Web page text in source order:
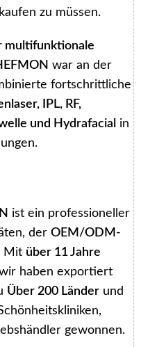
zu müssen.
multifunktionale
war an der
fortschrittliche
IPL, RF,
und Hydrafacial
in
ist ein professioneller
der OEM/ODM-
Mit über 11 Jahre
haben exportiert
Über 200 Länder und
gewonnen.